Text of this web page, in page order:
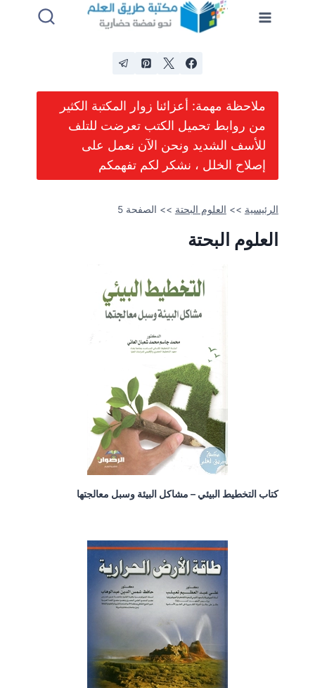
ملاحظة مهمة: أعزائنا زوار المكتبة الكثير
من روابط تحميل الكتب تعرضت للتلف
للأسف الشديد ونحن الآن نعمل على
إصلاح الخلل ، نشكر لكم تفهمكم
الرئيسية >> العلوم البحتة >> الصفحة 5
العلوم البحتة
كتاب التخطيط البيئي – مشاكل البيئة وسبل معالجتها